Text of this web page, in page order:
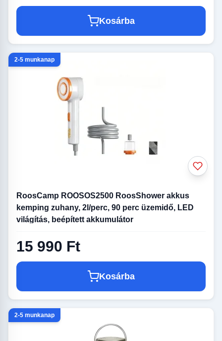
Kosárba
2-5 munkanap
RoosCamp ROOSOS2500 RoosShower akkus
kemping zuhany, 2l/perc, 90 perc üzemidő, LED
világítás, beépített akkumulátor
15 990 Ft
Kosárba
2-5 munkanap